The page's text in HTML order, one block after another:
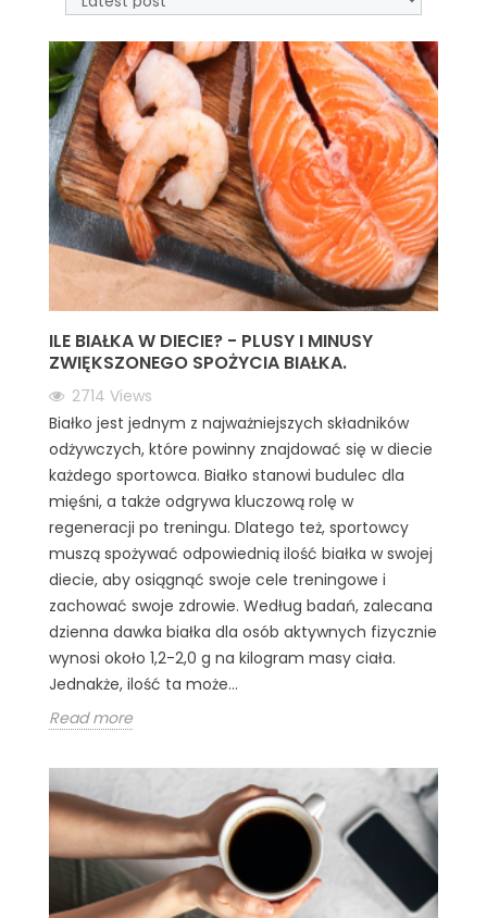
ILE BIAŁKA W DIECIE? - PLUSY I MINUSY
ZWIĘKSZONEGO SPOŻYCIA BIAŁKA.
2714 Views
Białko jest jednym z najważniejszych składników
odżywczych, które powinny znajdować się w diecie
każdego sportowca. Białko stanowi budulec dla
mięśni, a także odgrywa kluczową rolę w
regeneracji po treningu. Dlatego też, sportowcy
muszą spożywać odpowiednią ilość białka w swojej
diecie, aby osiągnąć swoje cele treningowe i
zachować swoje zdrowie. Według badań, zalecana
dzienna dawka białka dla osób aktywnych fizycznie
wynosi około 1,2-2,0 g na kilogram masy ciała.
Jednakże, ilość ta może...
Read more